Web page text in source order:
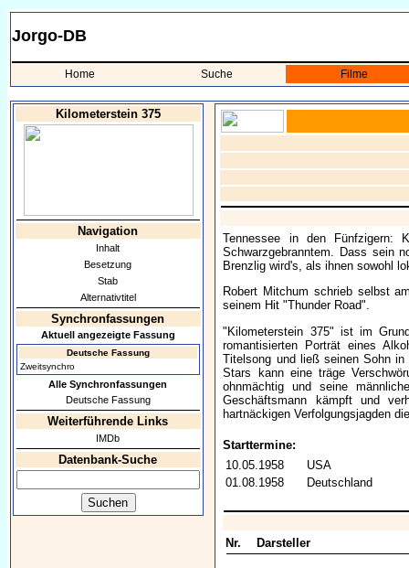
Jorgo-DB
Home Suche Filme
Kilometerstein 375
Navigation
Inhalt
Besetzung
Stab
Alternativtitel
Synchronfassungen
Aktuell angezeigte Fassung
Deutsche Fassung
Zweitsynchro
Alle Synchronfassungen
Deutsche Fassung
Weiterführende Links
IMDb
Datenbank-Suche
Tennessee in den Fünfzigern:
Schwarzgebranntem. Dass sein
Brenzlig wird's, als ihnen sowohl
Robert Mitchum schrieb selbst
seinem Hit "Thunder Road".
"Kilometerstein 375" ist im
romantisierten Porträt eines
Titelsong und ließ seinen Sohn in
Stars kann eine träge
ohnmächtig und seine
Geschäftsmann kämpft und
hartnäckigen Verfolgungsjagden
Starttermine:
10.05.1958
USA
01.08.1958
Deutschland
Nr. Darsteller